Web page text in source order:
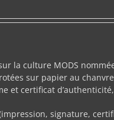
la culture MODS
sur papier au
et certificat
signature,